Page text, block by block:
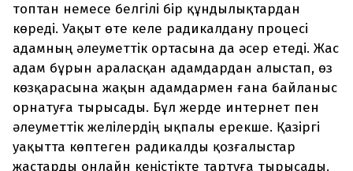
топтан немесе белгілі бір құндылықтардан
көреді. Уақыт өте келе радикалдану процесі
адамның әлеуметтік ортасына да әсер етеді. Жас
адам бұрын араласқан адамдардан алыстап, өз
көзқарасына жақын адамдармен ғана байланыс
орнатуға тырысады. Бұл жерде интернет пен
әлеуметтік желілердің ықпалы ерекше. Қазіргі
уақытта көптеген радикалды қозғалыстар
жастарды онлайн кеңістікте тартуға тырысады.